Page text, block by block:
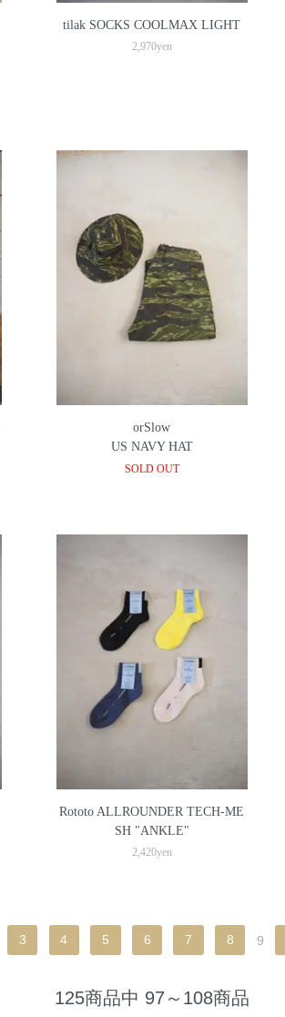
tilak SOCKS COOLMAX LIGHT
2,970yen
orSlow
US NAVY HAT
SOLD OUT
Rototo ALLROUNDER TECH-ME
SH "ANKLE"
2,420yen
3 4 5 6 7 8 9
125商品中 97～108商品